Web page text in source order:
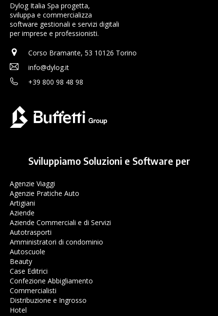
Dylog Italia Spa progetta,
sviluppa e commercializza
software gestionali e servizi digitali
per imprese e professionisti.
Corso Bramante, 53 10126 Torino
info@dylog.it
+39 800 98 48 98
Sviluppiamo Soluzioni e Software per
Agenzie Viaggi
Agenzie Pratiche Auto
Artigiani
Aziende
Aziende Commerciali e di Servizi
Autotrasporti
Amministratori di condominio
Autoscuole
Beauty
Case Editrici
Confezione Abbigliamento
Commercialisti
Distribuzione e Ingrosso
Hotel